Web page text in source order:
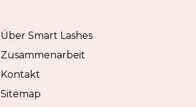
Über Smart Lashes
Zusammenarbeit
Kontakt
Sitemap